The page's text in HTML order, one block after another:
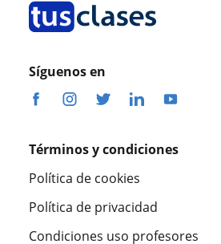
Síguenos en
Términos y condiciones
Política de cookies
Política de privacidad
Condiciones uso profesores